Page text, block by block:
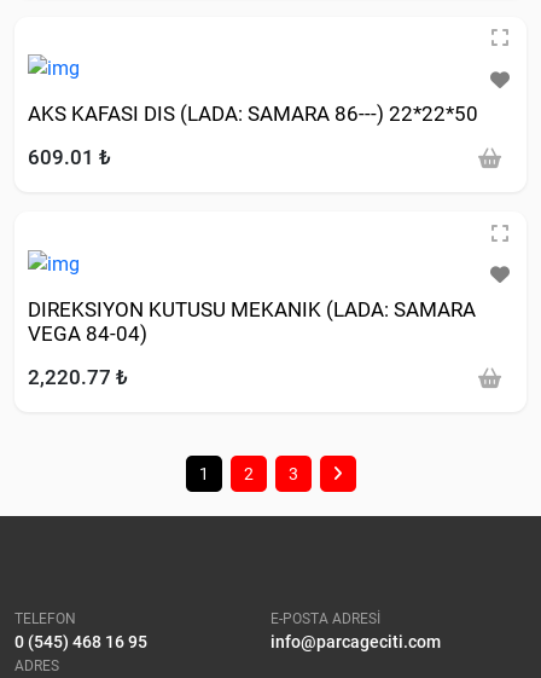
AKS KAFASI DIS (LADA: SAMARA 86---) 22*22*50
609.01 ₺
DIREKSIYON KUTUSU MEKANIK (LADA: SAMARA
VEGA 84-04)
2,220.77 ₺
1 2 3
TELEFON
0 (545) 468 16 95
E-POSTA ADRESİ
info@parcageciti.com
ADRES